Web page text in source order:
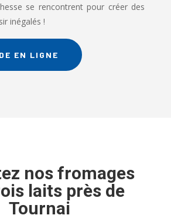
se rencontrent pour créer des
inégalés !
EN LIGNE
nos fromages
laits près de
Tournai